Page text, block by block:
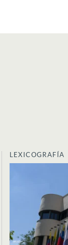
LEXICOGRAFÍA